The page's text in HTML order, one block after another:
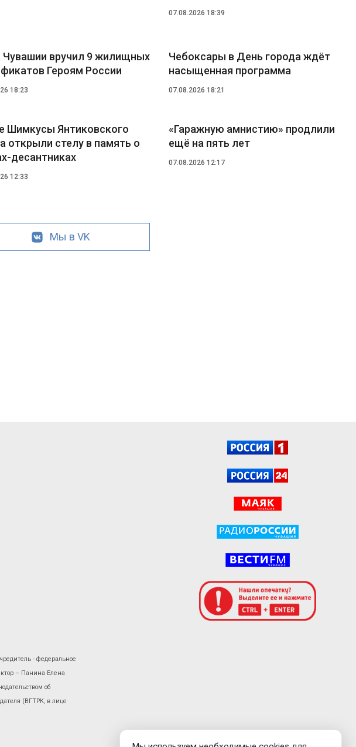
07.08.2026 18:39
Чувашии вручил 9 жилищных
Героям России
18:23
Чебоксары в День города ждёт
насыщенная программа
07.08.2026 18:21
Шимкусы Янтиковского
открыли стелу в память о
десантниках
12:33
«Гаражную амнистию» продлили
ещё на пять лет
07.08.2026 12:17
Мы в VK
- федеральное
– Панина Елена
об
(ВГТРК, в лице